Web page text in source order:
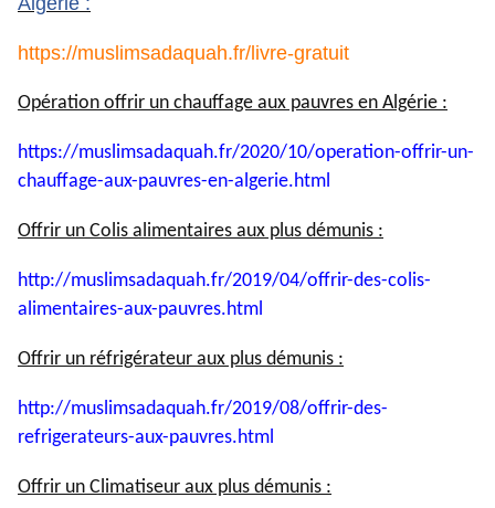
https://muslimsadaquah.fr/ livre-gratuit
Opération offrir un chauffage aux pauvres en Algérie :
https://muslimsadaquah.fr/2020/10/operation-offrir-un-
chauffage-aux-pauvres-en-algerie.html
Offrir un Colis alimentaires aux plus démunis :
http://muslimsadaquah.fr/2019/04/offrir-des-colis-
alimentaires-aux-pauvres.html
Offrir un réfrigérateur aux plus démunis :
http://muslimsadaquah.fr/2019/08/offrir-des-
refrigerateurs-aux-pauvres.html
Offrir un Climatiseur aux plus démunis :